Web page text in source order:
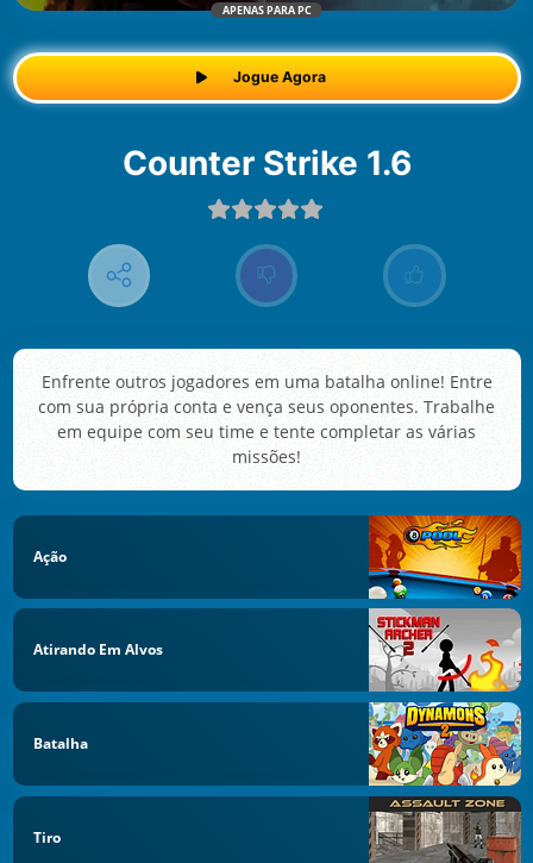
APENAS PARA PC
Jogue Agora
Counter Strike 1.6
Enfrente outros jogadores em uma batalha online! Entre
com sua própria conta e vença seus oponentes. Trabalhe
em equipe com seu time e tente completar as várias
missões!
Ação
Atirando Em Alvos
Batalha
Tiro